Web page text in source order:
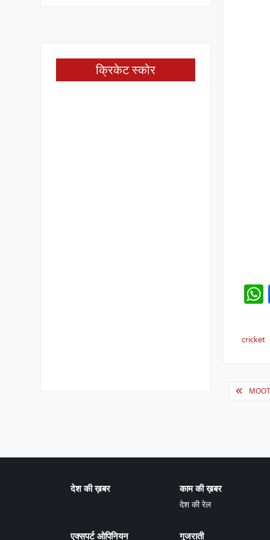
cricket
Post
क्रिकेट स्कोर
देश की ख़बर काम की ख़बर
देश की रेल
एक्सपर्ट ओपिनियन गुजराती